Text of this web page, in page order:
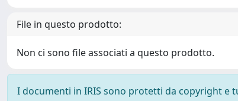
File in questo prodotto:
Non ci sono file associati a questo prodotto.
I documenti in IRIS sono protetti da copyright e